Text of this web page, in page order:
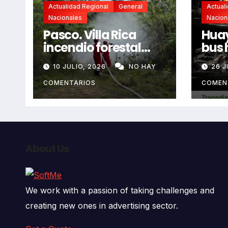
Actualidad Regional
General
Nacionales
Pasco. Villa Rica
incendio forestal
extremo deja dos
fallecidos y heridos
10 JULIO, 2026 NO HAY
COMENTARIOS
bus
en26
We work with a passion of taking challenges and
creating new ones in advertising sector.